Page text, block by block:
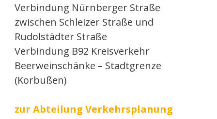
Verbindung Nürnberger Straße
zwischen Schleizer Straße und
Rudolstädter Straße
Verbindung B92 Kreisverkehr
Beerweinschänke – Stadtgrenze
(Korbußen)
zur Abteilung Verkehrsplanung